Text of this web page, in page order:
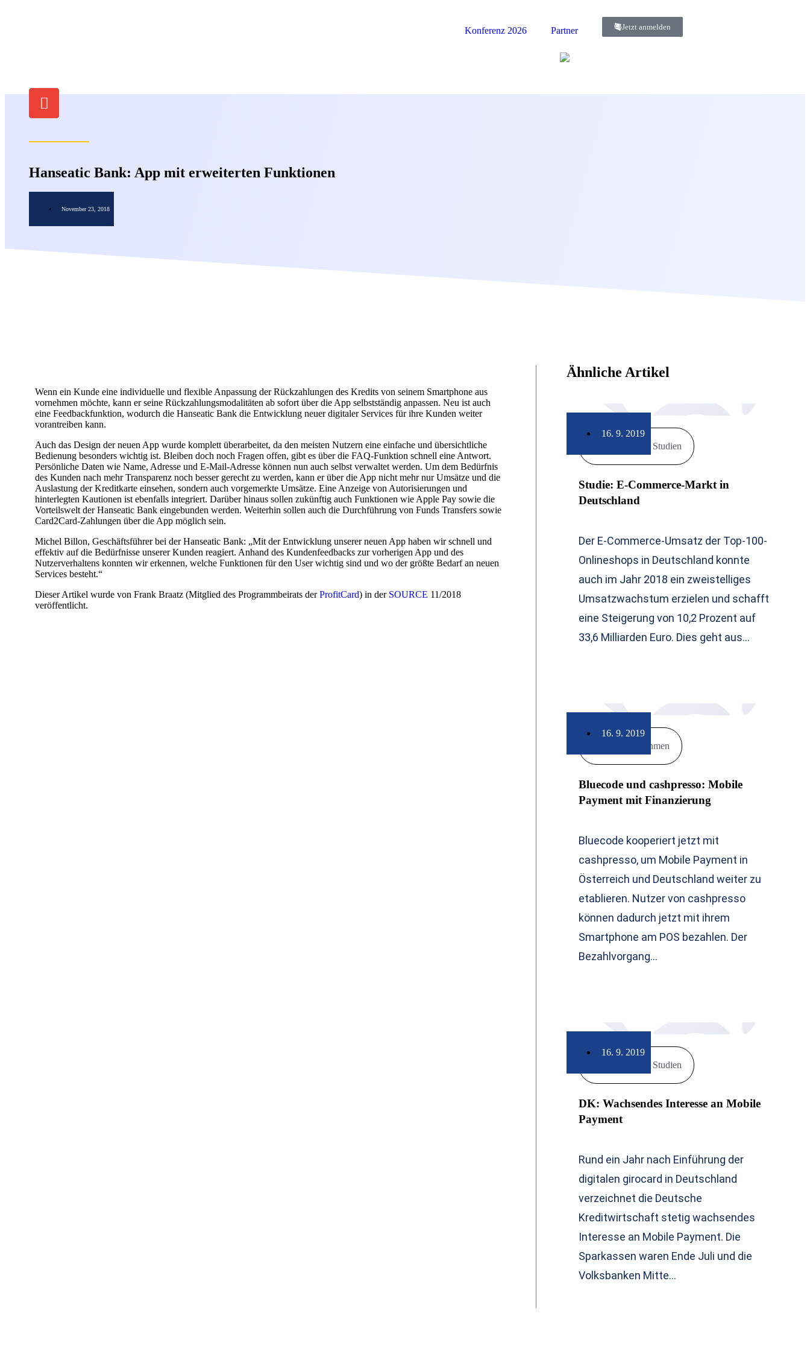
Konferenz 2026 Partner Jetzt anmelden
Hanseatic Bank: App mit erweiterten Funktionen
November 23, 2018
Wenn ein Kunde eine individuelle und flexible Anpassung der Rückzahlungen des Kredits von seinem Smartphone aus
vornehmen möchte, kann er seine Rückzahlungsmodalitäten ab sofort über die App selbstständig anpassen. Neu ist auch
eine Feedbackfunktion, wodurch die Hanseatic Bank die Entwicklung neuer digitaler Services für ihre Kunden weiter
vorantreiben kann.
Auch das Design der neuen App wurde komplett überarbeitet, da den meisten Nutzern eine einfache und übersichtliche
Bedienung besonders wichtig ist. Bleiben doch noch Fragen offen, gibt es über die FAQ-Funktion schnell eine Antwort.
Persönliche Daten wie Name, Adresse und E-Mail-Adresse können nun auch selbst verwaltet werden. Um dem Bedürfnis
des Kunden nach mehr Transparenz noch besser gerecht zu werden, kann er über die App nicht mehr nur Umsätze und die
Auslastung der Kreditkarte einsehen, sondern auch vorgemerkte Umsätze. Eine Anzeige von Autorisierungen und
hinterlegten Kautionen ist ebenfalls integriert. Darüber hinaus sollen zukünftig auch Funktionen wie Apple Pay sowie die
Vorteilswelt der Hanseatic Bank eingebunden werden. Weiterhin sollen auch die Durchführung von Funds Transfers sowie
Card2Card-Zahlungen über die App möglich sein.
Michel Billon, Geschäftsführer bei der Hanseatic Bank: „Mit der Entwicklung unserer neuen App haben wir schnell und
effektiv auf die Bedürfnisse unserer Kunden reagiert. Anhand des Kundenfeedbacks zur vorherigen App und des
Nutzerverhaltens konnten wir erkennen, welche Funktionen für den User wichtig sind und wo der größte Bedarf an neuen
Services besteht.“
Dieser Artikel wurde von Frank Braatz (Mitglied des Programmbeirats derProfitCard) in der SOURCE 11/2018
veröffentlicht.
Ähnliche Artikel
16. 9. 2019
Markt & Studien
Studie: E-Commerce-Markt in
Deutschland
Der E-Commerce-Umsatz der Top-100-
Onlineshops in Deutschland konnte
auch im Jahr 2018 ein zweistelliges
Umsatzwachstum erzielen und schafft
eine Steigerung von 10,2 Prozent auf
33,6 Milliarden Euro. Dies geht aus…
16. 9. 2019
Unternehmen
Bluecode und cashpresso: Mobile
Payment mit Finanzierung
Bluecode kooperiert jetzt mit
cashpresso, um Mobile Payment in
Österreich und Deutschland weiter zu
etablieren. Nutzer von cashpresso
können dadurch jetzt mit ihrem
Smartphone am POS bezahlen. Der
Bezahlvorgang…
16. 9. 2019
Markt & Studien
DK: Wachsendes Interesse an Mobile
Payment
Rund ein Jahr nach Einführung der
digitalen girocard in Deutschland
verzeichnet die Deutsche
Kreditwirtschaft stetig wachsendes
Interesse an Mobile Payment. Die
Sparkassen waren Ende Juli und die
Volksbanken Mitte…